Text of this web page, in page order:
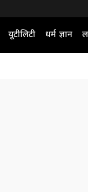
यूटीलिटी धर्म ज्ञान